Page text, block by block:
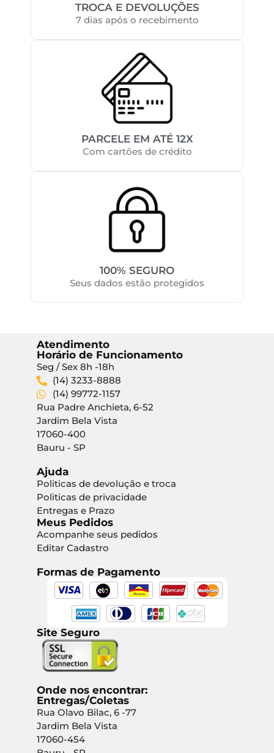
TROCA E DEVOLUÇÕES
7 dias após o recebimento
PARCELE EM ATÉ 12X
Com cartões de crédito
100% SEGURO
Seus dados estão protegidos
Atendimento
Horário de Funcionamento
Seg / Sex 8h -18h
(14) 3233-8888
(14) 99772-1157
Rua Padre Anchieta, 6-52
Jardim Bela Vista
17060-400
Bauru - SP
Ajuda
Politicas de devolução e troca
Politicas de privacidade
Entregas e Prazo
Meus Pedidos
Acompanhe seus pedidos
Editar Cadastro
Formas de Pagamento
Site Seguro
Onde nos encontrar:
Entregas/Coletas
Rua Olavo Bilac, 6 -77
Jardim Bela Vista
17060-454